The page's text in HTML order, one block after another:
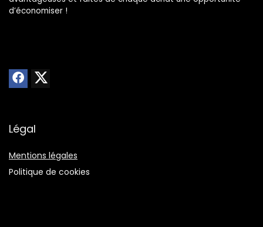
d’économiser !
Légal
Mentions légales
Politique de cookies